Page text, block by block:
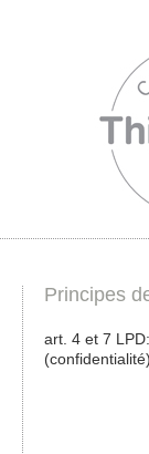
Principes
art. 4 et 7